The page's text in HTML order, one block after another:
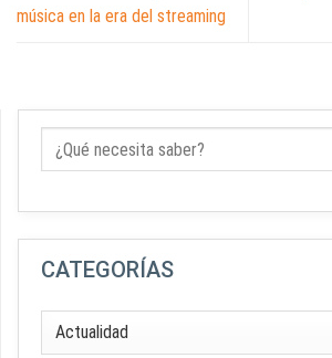
música en la era del streaming
CATEGORÍAS